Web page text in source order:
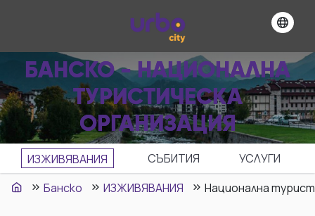
БАНСКО - НАЦИОНАЛНА
ТУРИСТИЧЕСКА
ОРГАНИЗАЦИЯ
ИЗЖИВЯВАНИЯ СЪБИТИЯ
УСЛУГИ
Банско
ИЗЖИВЯВАНИЯ Национална